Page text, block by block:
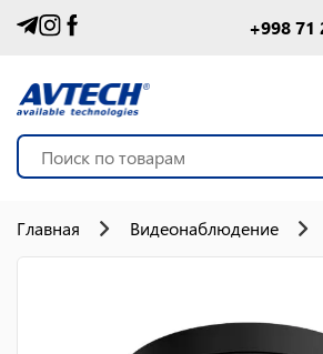
+998 71
Главная Видеонаблюдение